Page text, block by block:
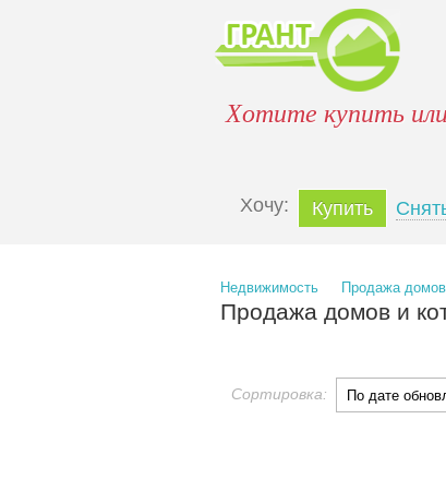
Хотите купить
Xочу: Купить
Недвижимость Продажа
Продажа домов и
Сортировка: